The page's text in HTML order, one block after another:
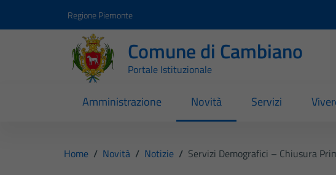
Regione Piemonte
Comune di Cambiano
Portale Istituzionale
Amministrazione Novità Servizi
Home / Novità / Notizie / Servizi Demografici – Chiusura